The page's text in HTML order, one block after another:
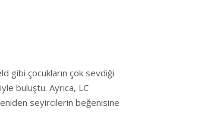
gibi çocukların çok sevdiği
buluştu. Ayrıca, LC
seyircilerin beğenisine